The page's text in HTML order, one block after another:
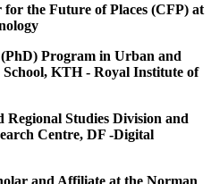
the Future of Places (CFP) at
Program in Urban and
KTH - Royal Institute of
Studies Division and
Centre, DF -Digital
and Affiliate at the Norman